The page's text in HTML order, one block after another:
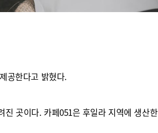
공한다고 밝혔다.
곳이다. 카페051은 후일라 지역에 생산